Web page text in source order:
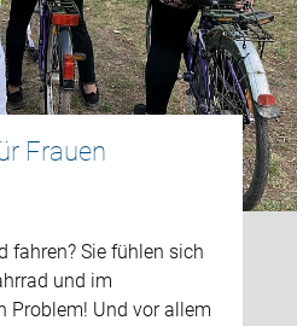
Frauen
fahren? Sie fühlen sich
und im
Problem! Und vor allem